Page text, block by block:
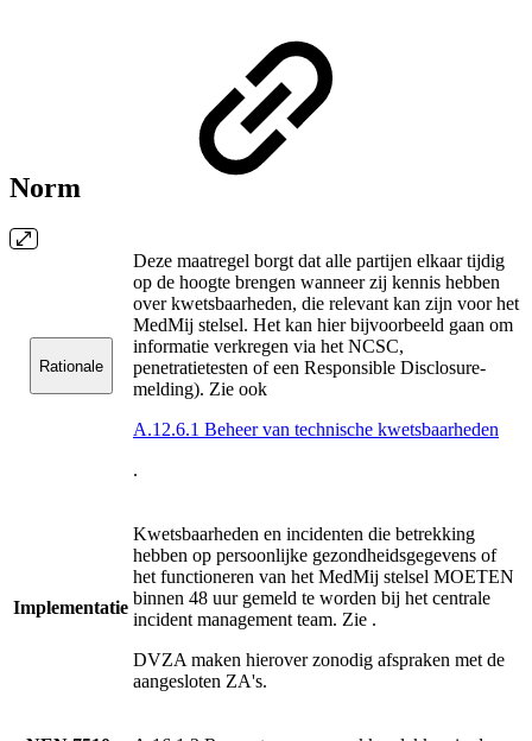
Norm
Rationale
Deze maatregel borgt dat alle partijen elkaar tijdig
op de hoogte brengen wanneer zij kennis hebben
over kwetsbaarheden, die relevant kan zijn voor het
MedMij stelsel. Het kan hier bijvoorbeeld gaan om
informatie verkregen via het NCSC,
penetratietesten of een Responsible Disclosure-
melding). Zie ook
A.12.6.1 Beheer van technische kwetsbaarheden
.
Implementatie
Kwetsbaarheden en incidenten die betrekking
hebben op persoonlijke gezondheidsgegevens of
het functioneren van het MedMij stelsel MOETEN
binnen 48 uur gemeld te worden bij het centrale
incident management team. Zie .
DVZA maken hierover zonodig afspraken met de
aangesloten ZA's.